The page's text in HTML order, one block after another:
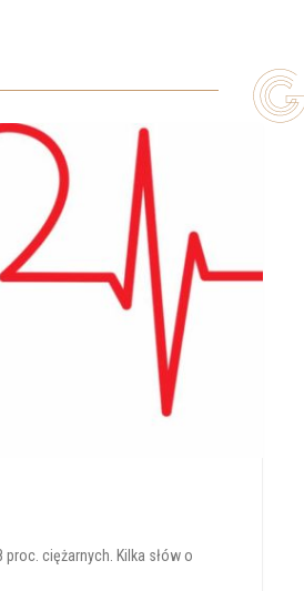
ciężarnych. Kilka słów o